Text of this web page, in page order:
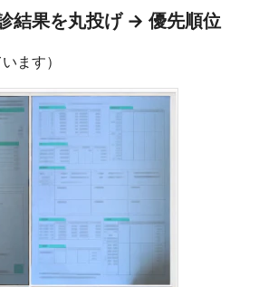
結果を丸投げ → 優先順位
ます）